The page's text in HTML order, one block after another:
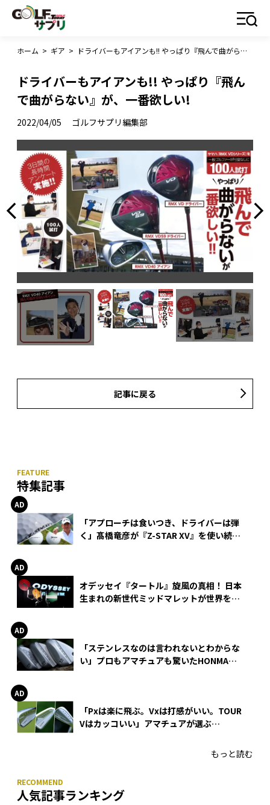
ホーム > ギア > ドライバーもアイアンも!! やっぱり『飛んで曲がらない』が、一番欲しい!
ドライバーもアイアンも!! やっぱり『飛ん
で曲がらない』が、一番欲しい!
2022/04/05 ゴルフサプリ編集部
記事に戻る
特集記事
「アプローチは食いつき、ドライバーは弾
く」髙橋竜彦が『Z-STAR XV』を使い続け
オデッセイ『タートル』旋風の真相！ 日本
生まれの新世代ミッドマレットが世界を席
「ステンレスなのは言われないとわからな
い」プロもアマチュアも驚いたHONMA
「Pxは楽に飛ぶ。Vxは打感がいい。TOUR
Vはカッコいい」アマチュアが選ぶ
もっと読む
人気記事ランキング